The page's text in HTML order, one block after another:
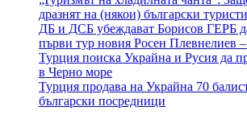
дразнят на (някои) български туристи
ДБ и ДСБ убеждават Борисов ГЕРБ
първи тур новия Росен Плевнелиев
Турция поиска Украйна и Русия да
в Черно море
Турция продава на Украйна 70
български посредници